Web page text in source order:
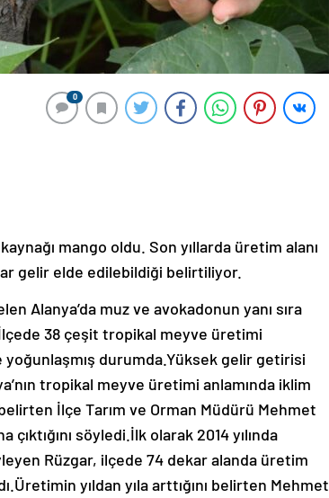
0
mango oldu. Son yıllarda üretim alanı
gelir elde edilebildiği belirtiliyor.
Alanya’da muz ve avokadonun yanı sıra
38 çeşit tropikal meyve üretimi
durumda.Yüksek gelir getirisi
tropikal meyve üretimi anlamında iklim
İlçe Tarım ve Orman Müdürü Mehmet
söyledi.İlk olarak 2014 yılında
Rüzgar, ilçede 74 dekar alanda üretim
yıldan yıla arttığını belirten Mehmet